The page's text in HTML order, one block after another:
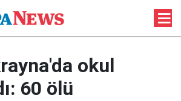
okul
60 ölü